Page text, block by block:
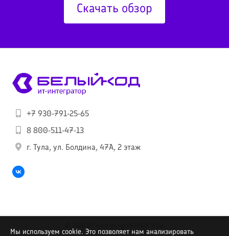
Скачать обзор
+7 930-791-25-65
8 800-511-47-13
г. Тула, ул. Болдина, 47А, 2 этаж
Мы используем cookie. Это позволяет нам анализировать